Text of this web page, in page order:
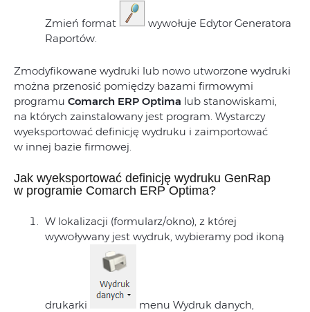
Zmień format
wywołuje Edytor Generatora
Raportów.
Zmodyfikowane wydruki lub nowo utworzone wydruki
można przenosić pomiędzy bazami firmowymi
programu Comarch ERP Optima lub stanowiskami,
na których zainstalowany jest program. Wystarczy
wyeksportować definicję wydruku i zaimportować
w innej bazie firmowej.
Jak wyeksportować definicję wydruku GenRap
w programie Comarch ERP Optima?
W lokalizacji (formularz/okno), z której
wywoływany jest wydruk, wybieramy pod ikoną
drukarki
menu Wydruk danych,